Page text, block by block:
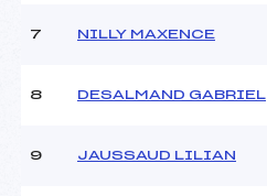
7 NILLY MAXENCE
8 DESALMAND GABRIEL
9 JAUSSAUD LILIAN